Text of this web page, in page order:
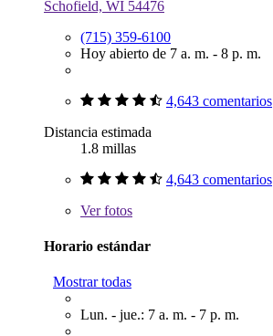
Schofield, WI 54476
(715) 359-6100
Hoy abierto de 7 a. m. - 8 p. m.
4,643 comentarios
Distancia estimada
1.8 millas
4,643 comentarios
Verfotos
Horario estándar
Mostrar todas
Lun. - jue.: 7 a. m. - 7 p. m.